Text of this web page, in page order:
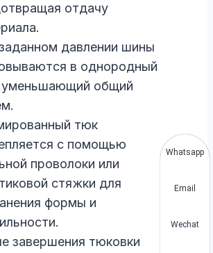
отдачу
давлении шины
в однородный
общий
тюк
с помощью
проволоки или
стяжки для
формы и
завершения тюковки
Whatsapp
Email
Wechat